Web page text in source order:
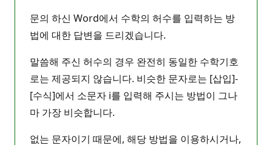
문의 하신 Word에서 수학의 허수를 입력하는 방
법에 대한 답변을 드리겠습니다.
말씀해 주신 허수의 경우 완전히 동일한 수학기호
로는 제공되지 않습니다. 비슷한 문자로는 [삽입]-
[수식]에서 소문자 i를 입력해 주시는 방법이 그나
마 가장 비슷합니다.
없는 문자이기 때문에, 해당 방법을 이용하시거나,